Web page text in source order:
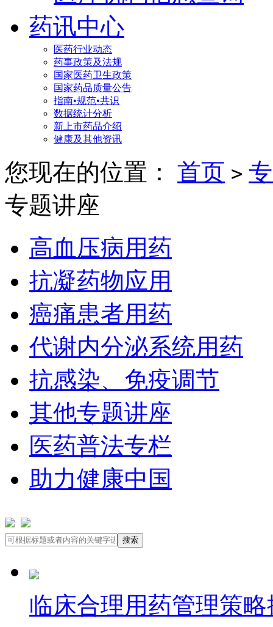
药讯中心
医药行业动态
药事政策及法规
国家医药卫生政策
国家药品质量公告
指南•规范•共识
数据统计分析
新上市药品介绍
健康及其他资讯
您现在的位置： 首页 >
专题讲座
高血压病用药
抗凝药物应用
癌痛患者用药
代谢内分泌系统用药
抗感染、免疫调节
其他专题讲座
医药普法专栏
助力健康中国
临床合理用药管理策略